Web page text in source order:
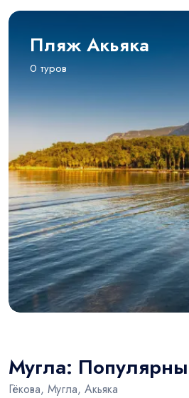
Пляж Акьяка
0 туров
Мугла:
Гёкова, Мугла, Акьяка